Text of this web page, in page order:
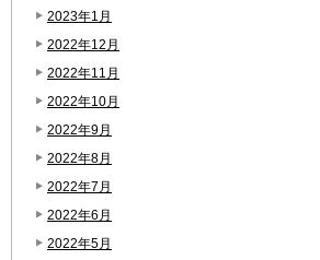
2023年1月
2022年12月
2022年11月
2022年10月
2022年9月
2022年8月
2022年7月
2022年6月
2022年5月